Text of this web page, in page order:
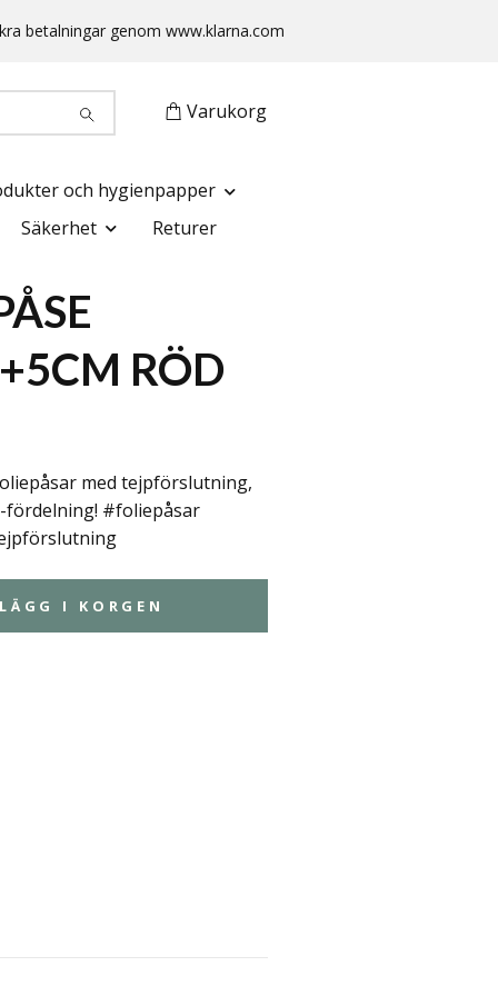
betalningar genom www.klarna.com
Varukorg
och hygienpapper
Säkerhet
Returer
RÖD
med tejpförslutning,
fördelning! #foliepåsar
I KORGEN